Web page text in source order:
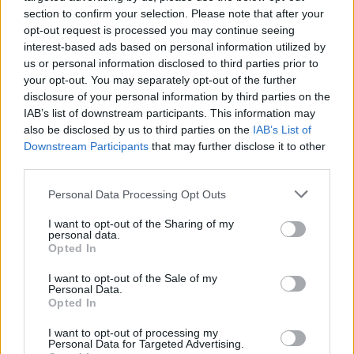
section to confirm your selection. Please note that after your
opt-out request is processed you may continue seeing
interest-based ads based on personal information utilized by
us or personal information disclosed to third parties prior to
your opt-out. You may separately opt-out of the further
disclosure of your personal information by third parties on the
IAB’s list of downstream participants. This information may
also be disclosed by us to third parties on the IAB’s List of
Downstream Participants that may further disclose it to other
Please note that this website/app uses one or more Google
not limited to your visit or usage behaviour. You may click to
grant or deny consent to Google and its third-party tags to
use your data for below specified purposes in below Google
consent section.
Personal Data Processing Opt Outs
I want to opt-out of the Sharing of my
personal data.
Opted In
I want to opt-out of the Sale of my
Personal Data.
Opted In
I want to opt-out of processing my
Personal Data for Targeted Advertising.
1. Από τις αυξήσεις των δεικτών κατά:
1,7% στην ομάδα «Διατροφή και μη αλκοολούχα
ποτά», λόγω αύξησης κυρίως των τιμών σε: αρνί και
κατσίκι, νωπά ψάρια, τυριά, ελαιόλαδο, άλλα
βρώσιμα έλαια, νωπά φρούτα, νωπά λαχανικά.
μείωση κυρίως των τιμών σε: χοιρινό, γάλα νωπό
πλήρες, γιαούρτι.
4,2% στην ομάδα «Στέγαση», λόγω αύξησης κυρίως
θέρμανσης.